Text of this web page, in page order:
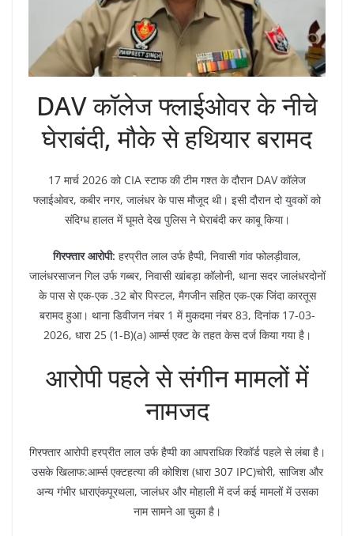
DAV कॉलेज फ्लाईओवर के नीचे
घेराबंदी, मौके से हथियार बरामद
17 मार्च 2026 को CIA स्टाफ की टीम गश्त के दौरान DAV कॉलेज
फ्लाईओवर, कबीर नगर, जालंधर के पास मौजूद थी। इसी दौरान दो युवकों को
संदिग्ध हालत में घूमते देख पुलिस ने घेराबंदी कर काबू किया।
गिरफ्तार आरोपी: हरप्रीत लाल उर्फ हैप्पी, निवासी गांव फोलड़ीवाल,
जालंधरसाजन गिल उर्फ गब्बर, निवासी खांबड़ा कॉलोनी, थाना सदर जालंधरदोनों
के पास से एक-एक .32 बोर पिस्टल, मैगजीन सहित एक-एक जिंदा कारतूस
बरामद हुआ। थाना डिवीजन नंबर 1 में मुकदमा नंबर 83, दिनांक 17-03-
2026, धारा 25 (1-B)(a) आर्म्स एक्ट के तहत केस दर्ज किया गया है।
आरोपी पहले से संगीन मामलों में
नामजद
गिरफ्तार आरोपी हरप्रीत लाल उर्फ हैप्पी का आपराधिक रिकॉर्ड पहले से लंबा है।
उसके खिलाफ:आर्म्स एक्टहत्या की कोशिश (धारा 307 IPC)चोरी, साजिश और
अन्य गंभीर धाराएंकपूरथला, जालंधर और मोहाली में दर्ज कई मामलों में उसका
नाम सामने आ चुका है।